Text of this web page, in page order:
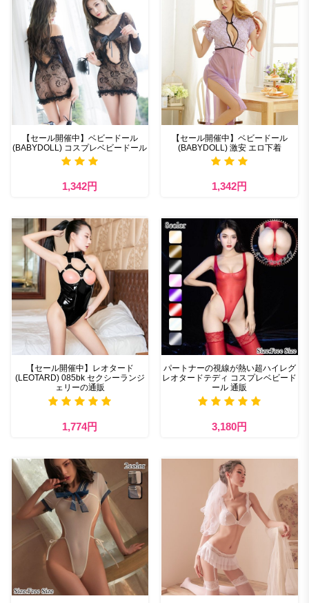
【セール開催中】ベビードール
(BABYDOLL) コスプレベビードール
1,342円
【セール開催中】ベビードール
(BABYDOLL) 激安 エロ下着
1,342円
【セール開催中】レオタード
(LEOTARD) 085bk セクシーランジ
ェリーの通販
1,774円
パートナーの視線が熱い超ハイレグ
レオタードテディ コスプレベビード
ール 通販
3,180円